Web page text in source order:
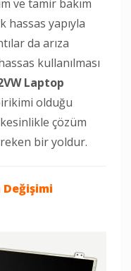
ve tamir bakım
hassas yapıyla
da arıza
kullanılması
Laptop
olduğu
çözüm
bir yoldur.
Değişimi